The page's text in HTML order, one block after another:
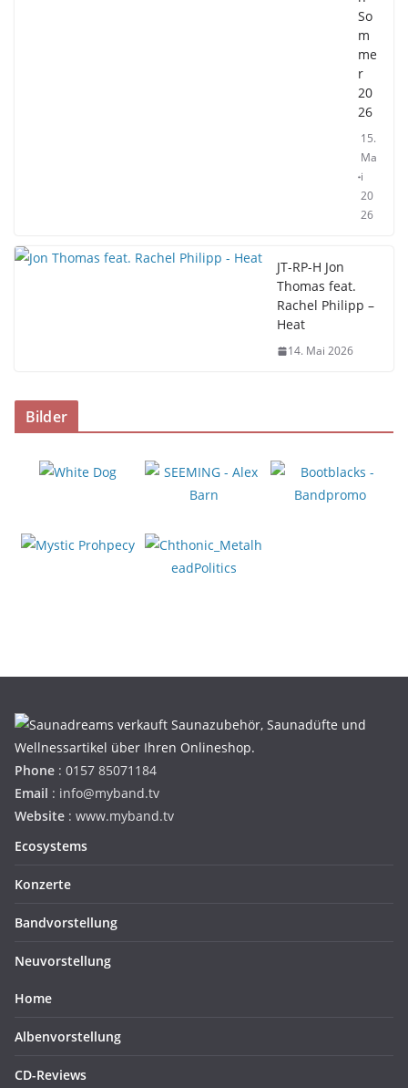
So
m
me
r
20
26
15.
Ma
i
20
26
JT-RP-H Jon
Thomas feat.
Rachel Philipp –
Heat
14. Mai 2026
Bilder
Phone : 0157 85071184
Email : info@myband.tv
Website : www.myband.tv
Ecosystems
Konzerte
Bandvorstellung
Neuvorstellung
Home
Albenvorstellung
CD-Reviews